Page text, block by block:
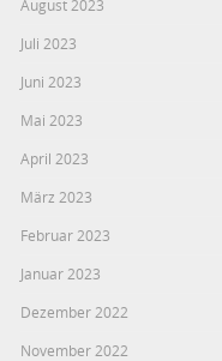
August 2023
Juli 2023
Juni 2023
Mai 2023
April 2023
März 2023
Februar 2023
Januar 2023
Dezember 2022
November 2022